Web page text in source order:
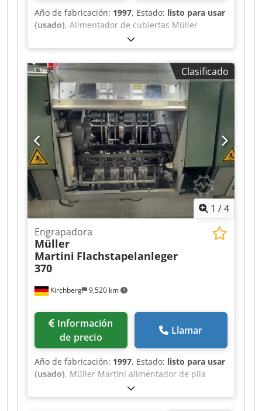
Año de fabricación: 1997, Estado: listo para usar
(usado), Alimentador de cubiertas Müller
Martini 1528, año de fabricación 1997
Djdpewvmqbofx Agkskr
Clasificado
1 /4
Kirchberg 9,520 km
Engrapadora
Müller
Martini Flachstapelanleger
370
de precio
Llamar
Año de fabricación: 1997, Estado: listo para usar
(usado), Müller Martini alimentador de pila
plana 370, año de fabricación 1997 6x Dsdpfx
Aowvmp Rjgkskr